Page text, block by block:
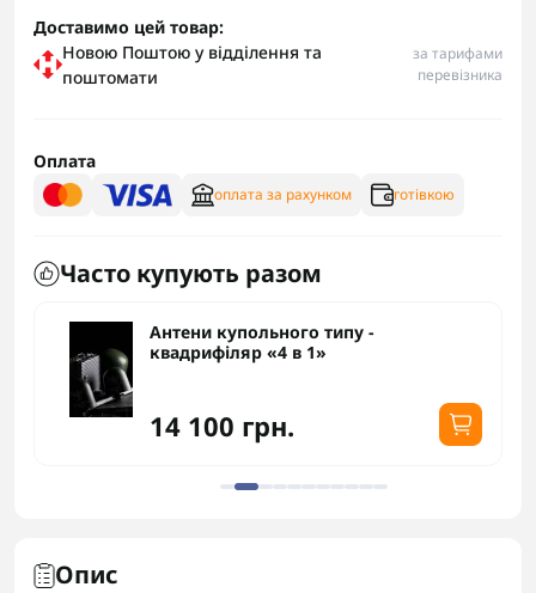
Доставимо цей товар:
Новою Поштою у відділення та
поштомати
за тарифами
перевізника
Оплата
оплата за рахунком готівкою
Часто купують разом
Антени купольного типу -
квадрифіляр «4 в 1»
14 100 грн.
Опис